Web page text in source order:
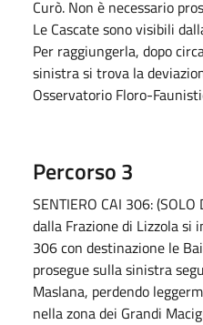
Curò. Non è necessario
Le Cascate sono visibili
Per raggiungerla, dopo
sinistra si trova la
Osservatorio Floro-
Percorso 3
SENTIERO CAI 306: (SOLO
dalla Frazione di Lizzola si
306 con destinazione le
prosegue sulla sinistra
Maslana, perdendo
nella zona dei Grandi